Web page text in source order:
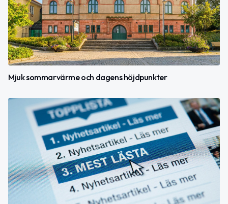
Mjuk sommarvärme och dagens höjdpunkter